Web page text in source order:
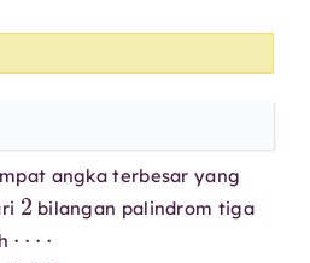
angka terbesar yang
2
bilangan palindrom tiga
⋯ ⋅
1.441